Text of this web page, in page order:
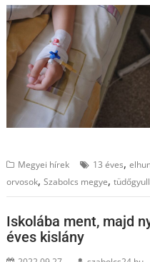
Megyei hírek 13 éves,
orvosok,Szabolcs megye,
Iskolába ment, majd
éves kislány